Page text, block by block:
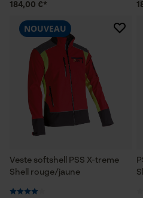
184,00 €*
Veste softshell PSS X-treme
Shell rouge/jaune
NOUVEAU